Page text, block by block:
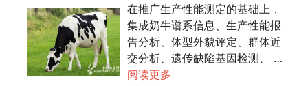
在推广生产性能测定的基础上，
集成奶牛谱系信息、生产性能报
告分析、体型外貌评定、群体近
交分析、遗传缺陷基因检测、 …
阅读更多